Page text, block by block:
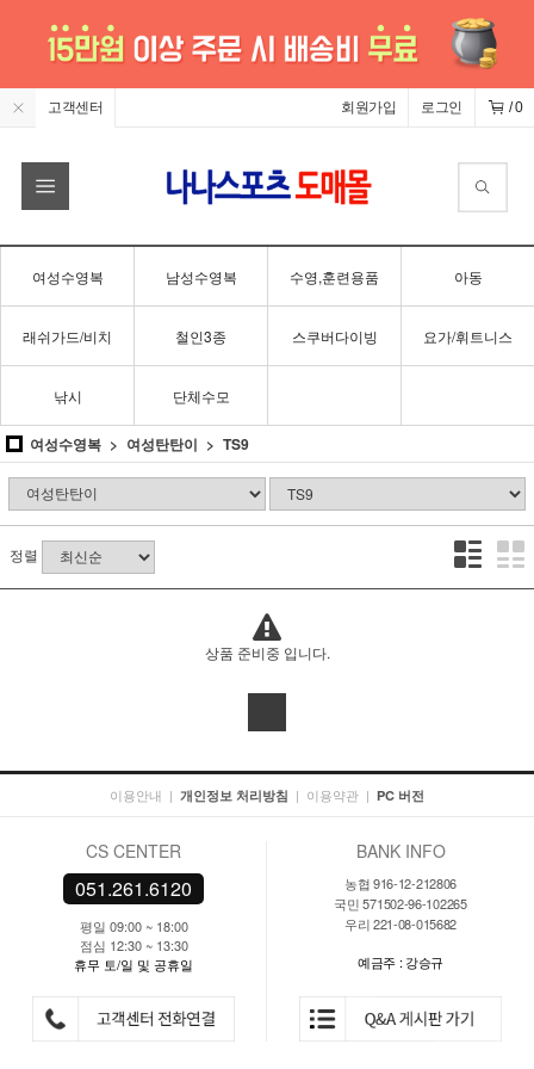
고객센터 /0
로그인
회원가입
여성수영복 남성수영복 수영,훈련용품 아동
래쉬가드/비치 철인3종 스쿠버다이빙 요가/휘트니스
낚시 단체수모
여성수영복 여성탄탄이 TS9
정렬
상품 준비중 입니다.
이용안내 | 개인정보 처리방침 | 이용약관 | PC 버전
CS CENTER
051.261.6120
평일 09:00 ~ 18:00
점심 12:30 ~ 13:30
휴무 토/일 및 공휴일
BANK INFO
농협 916-12-212806
국민 571502-96-102265
우리 221-08-015682
예금주 : 강승규